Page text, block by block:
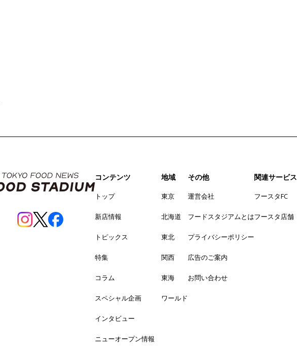
コンテンツ
トップ
新店情報
トピックス
特集
コラム
スペシャル企画
インタビュー
ニューオープン情報
地域
東京
北海道
東北
関西
東海
ワールド
その他
運営会社
フードスタジアムとは
プライバシーポリシー
広告のご案内
お問い合わせ
関連サービス
フースタFC
フースタ店舗